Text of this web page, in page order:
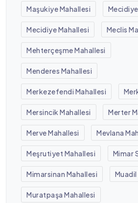
Maşukiye Mahallesi
Mecidiye Mahallesi Meclis
Mehterçeşme Mahallesi
Menderes Mahallesi
Merkezefendi Mahallesi
Mersincik Mahallesi Merter
Merve Mahallesi Mevlana
Meşrutiyet Mahallesi Mimar
Mimarsinan Mahallesi
Muratpaşa Mahallesi